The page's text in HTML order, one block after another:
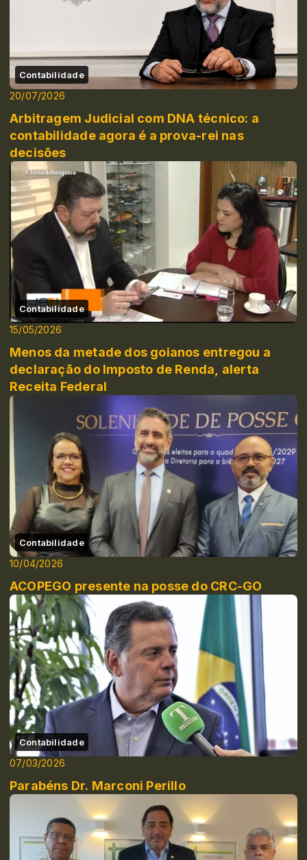
Contabilidade
20/07/2026
Arbitragem Judicial com DNA técnico: a
contabilidade agora é a prova-rei nas
decisões
Contabilidade
15/05/2026
Menos da metade dos goianos entregou a
declaração do Imposto de Renda, alerta
Receita Federal
Contabilidade
10/04/2026
ACOPEGO presente na posse do CRC-GO
Contabilidade
07/03/2026
Parabéns Dr. Marconi Perillo